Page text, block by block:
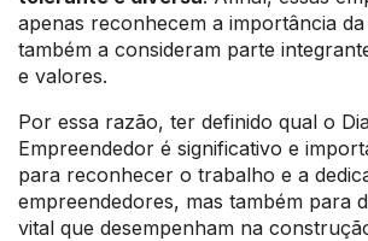
apenas reconhecem a importância da
também a consideram parte
e valores.
Por essa razão, ter definido qual o
Empreendedor é significativo e
para reconhecer o trabalho e a
empreendedores, mas também para
vital que desempenham na